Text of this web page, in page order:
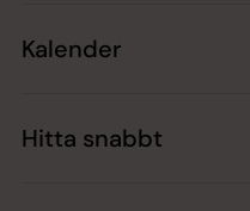
Kalender
Hitta snabbt